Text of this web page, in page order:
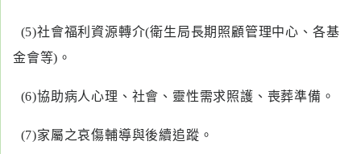
(5)社會福利資源轉介(衛生局長期照顧管理中心、各基
金會等)。
(6)協助病人心理、社會、靈性需求照護、喪葬準備。
(7)家屬之哀傷輔導與後續追蹤。